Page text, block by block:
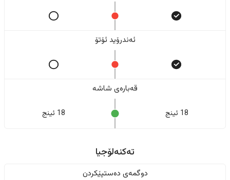
ئەندرۆید ئۆتۆ
قەبارەی شاشە
18 ئینج 18 ئینج
تەکنەلۆجیا
دوگمەی دەستپێکردن